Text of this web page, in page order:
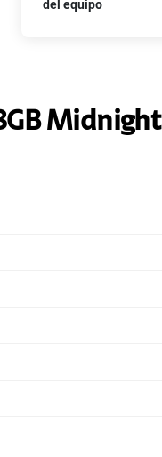
Paga solo
del equipo
Midnight